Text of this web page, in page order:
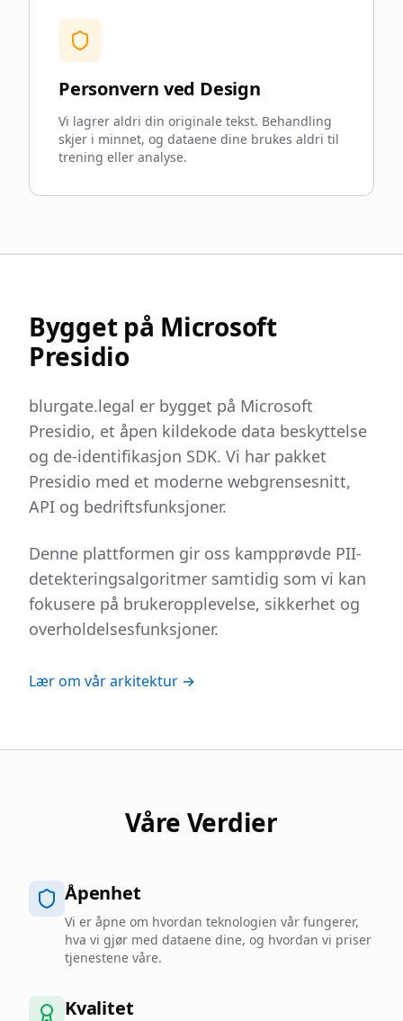
Personvern ved Design
Vi lagrer aldri din originale tekst. Behandling
skjer i minnet, og dataene dine brukes aldri til
trening eller analyse.
Bygget på Microsoft
Presidio
blurgate.legal er bygget på Microsoft
Presidio, et åpen kildekode data beskyttelse
og de-identifikasjon SDK. Vi har pakket
Presidio med et moderne webgrensesnitt,
API og bedriftsfunksjoner.
Denne plattformen gir oss kampprøvde PII-
detekteringsalgoritmer samtidig som vi kan
fokusere på brukeropplevelse, sikkerhet og
overholdelsesfunksjoner.
Lær om vår arkitektur →
Våre Verdier
Åpenhet
Vi er åpne om hvordan teknologien vår fungerer,
hva vi gjør med dataene dine, og hvordan vi priser
tjenestene våre.
Kvalitet